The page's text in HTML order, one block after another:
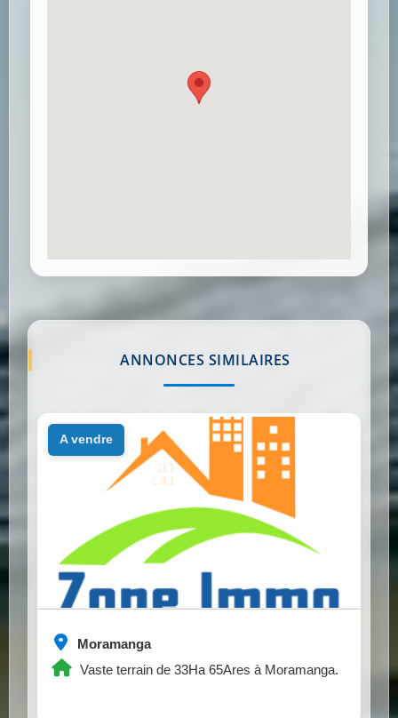
ANNONCES SIMILAIRES
Moramanga
Vaste terrain de 33Ha 65Ares à Moramanga.
a vendre